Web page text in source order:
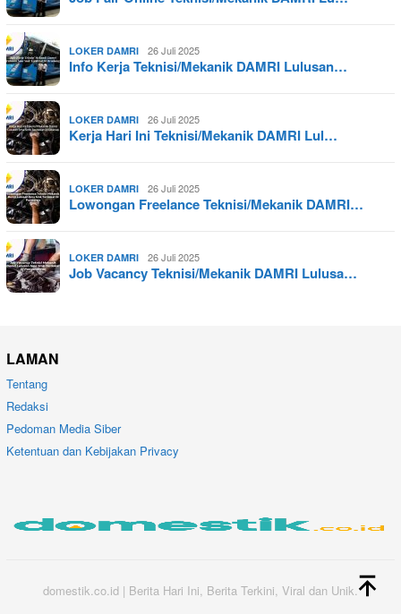
LOKER DAMRI 26 Juli 2025
Info Kerja Teknisi/Mekanik DAMRI Lulusan…
LOKER DAMRI 26 Juli 2025
Kerja Hari Ini Teknisi/Mekanik DAMRI Lul…
LOKER DAMRI 26 Juli 2025
Lowongan Freelance Teknisi/Mekanik DAMRI…
LOKER DAMRI 26 Juli 2025
Job Vacancy Teknisi/Mekanik DAMRI Lulusa…
LAMAN
Tentang
Redaksi
Pedoman Media Siber
Ketentuan dan Kebijakan Privacy
domestik.co.id | Berita Hari Ini, Berita Terkini, Viral dan Unik.